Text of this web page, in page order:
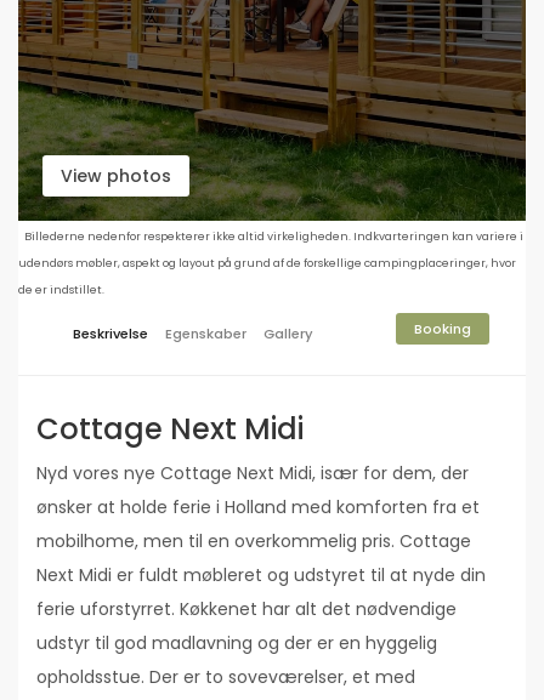
View photos
Billederne nedenfor respekterer ikke altid virkeligheden. Indkvarteringen kan variere i
udendørs møbler, aspekt og layout på grund af de forskellige campingplaceringer, hvor
de er indstillet.
Beskrivelse Egenskaber Gallery Booking
Cottage Next Midi
Nyd vores nye Cottage Next Midi, især for dem, der
ønsker at holde ferie i Holland med komforten fra et
mobilhome, men til en overkommelig pris. Cottage
Next Midi er fuldt møbleret og udstyret til at nyde din
ferie uforstyrret. Køkkenet har alt det nødvendige
udstyr til god madlavning og der er en hyggelig
opholdsstue. Der er to soveværelser, et med